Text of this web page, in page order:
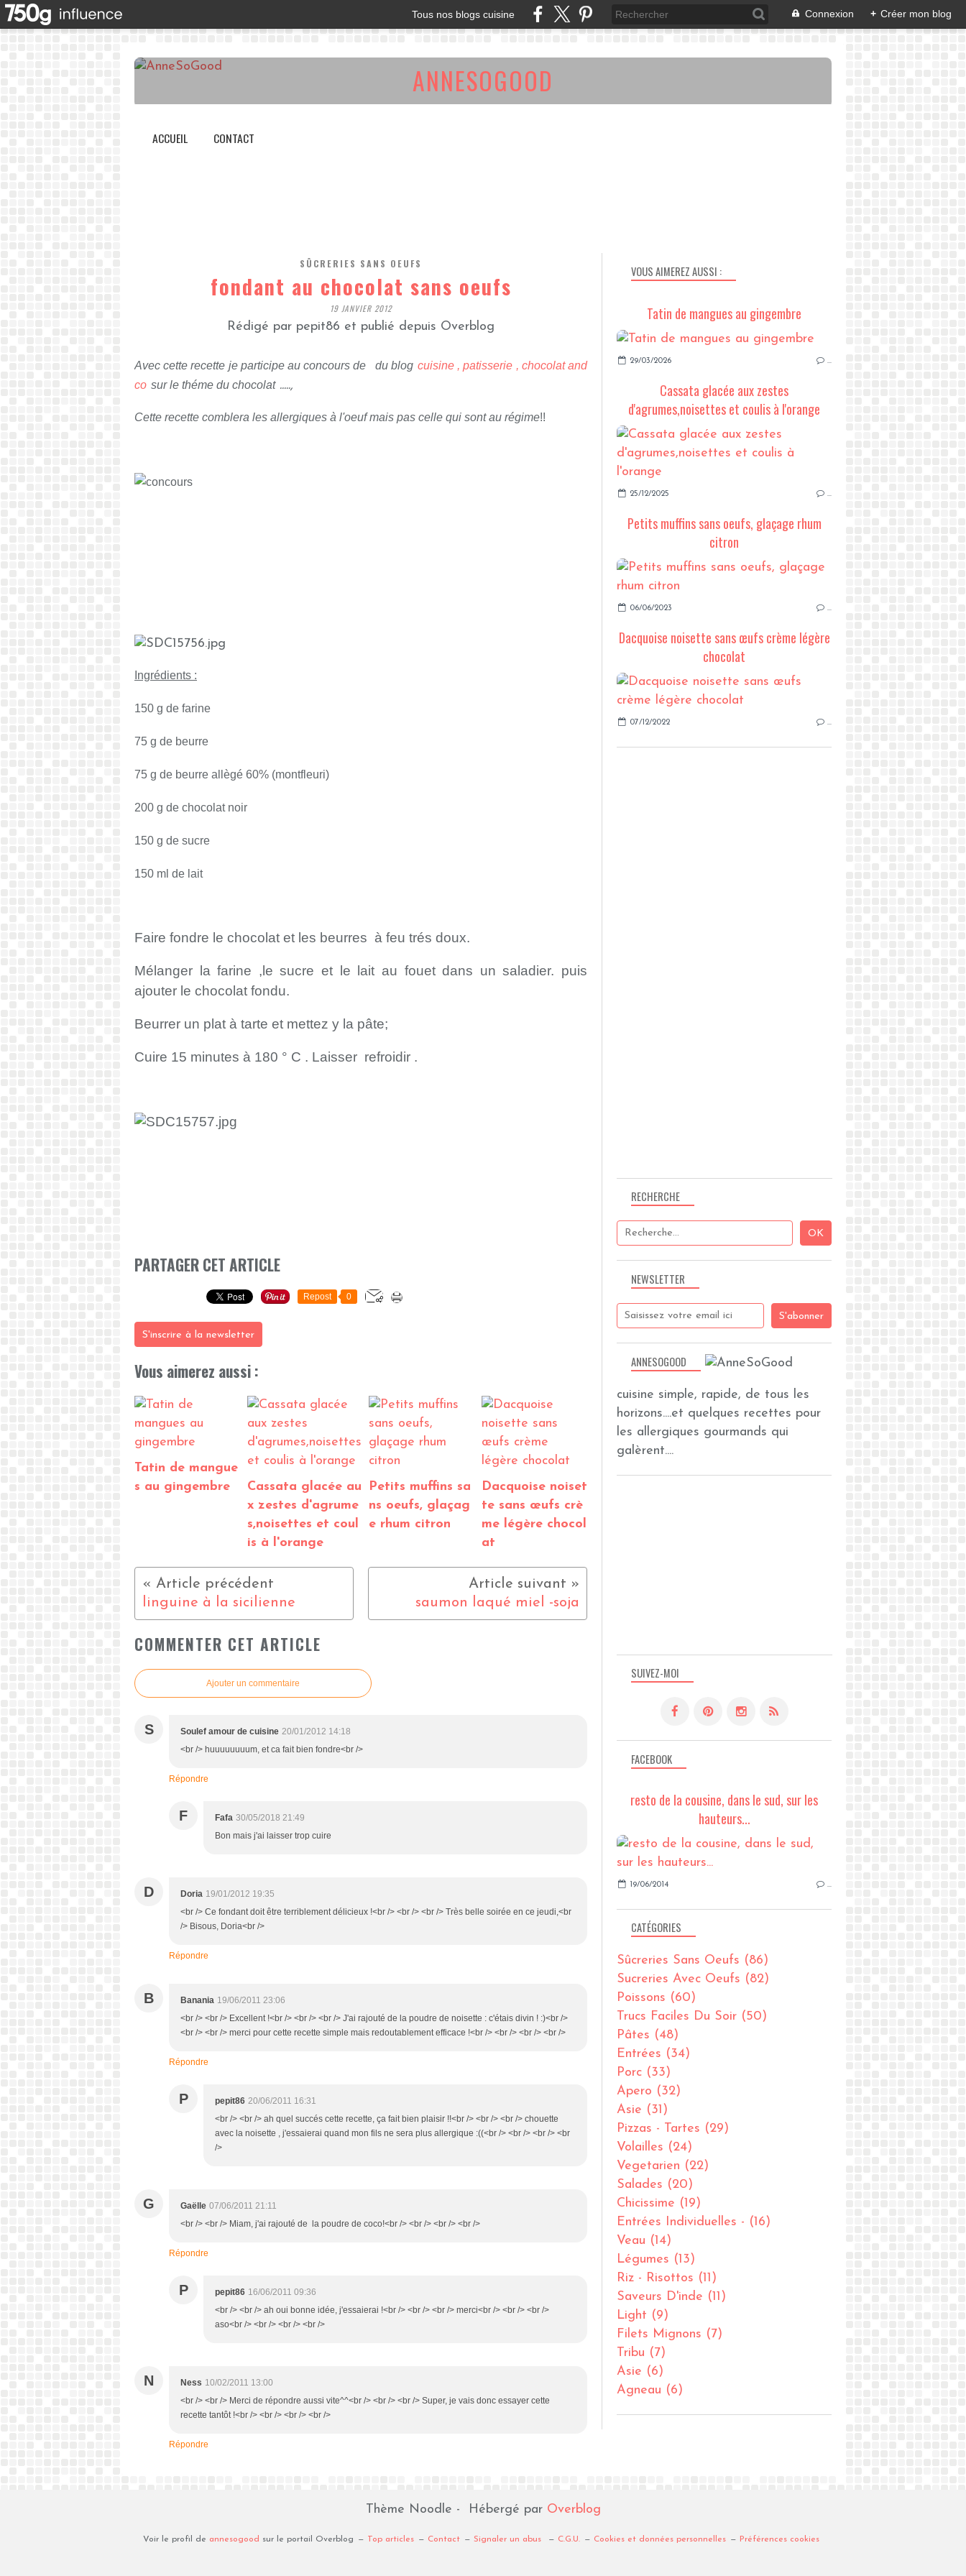
Tous nos blogs cuisine Connexion + Créer mon blog
ANNESOGOOD
ACCUEIL CONTACT
SÛCRERIES SANS OEUFS
fondant au chocolat sans oeufs
19 JANVIER 2012
Rédigé par pepit86 et publié depuis Overblog
Avec cette recette je participe au concours de du blog cuisine , patisserie , chocolat and
co sur le théme du chocolat.....,
Cette recette comblera les allergiques à l'oeuf mais pas celle qui sont au régime!!
Ingrédients :
150 g de farine
75 g de beurre
75 g de beurre allègé 60% (montfleuri)
200 g de chocolat noir
150 g de sucre
150 ml de lait
Faire fondre le chocolat et les beurres à feu trés doux.
Mélanger la farine ,le sucre et le lait au fouet dans un saladier. puis
ajouter le chocolat fondu.
Beurrer un plat à tarte et mettez y la pâte;
Cuire 15 minutes à 180 ° C . Laisser refroidir .
PARTAGER CET ARTICLE
Repost 0
S'inscrire à la newsletter
Vous aimerez aussi :
Tatin de mangue
s au gingembre
Cassata glacée au
x zestes d'agrume
s,noisettes et coul
is à l'orange
Petits muffins sa
ns oeufs, glaçag
e rhum citron
Dacquoise noiset
te sans œufs crè
me légère chocol
at
linguine à la sicilienne saumon laqué miel -soja
COMMENTER CET ARTICLE
Ajouter un commentaire
S Soulef amour de cuisine 20/01/2012 14:18
<br /> huuuuuuuum, et ca fait bien fondre<br />
Répondre
F Fafa 30/05/2018 21:49
Bon mais j'ai laisser trop cuire
D Doria 19/01/2012 19:35
<br /> Ce fondant doit être terriblement délicieux !<br /> <br /> <br /> Très belle soirée en ce jeudi,<br
/> Bisous, Doria<br />
Répondre
B Banania 19/06/2011 23:06
<br /> <br /> Excellent !<br /> <br /> <br /> J'ai rajouté de la poudre de noisette : c'étais divin ! :)<br />
<br /> <br /> merci pour cette recette simple mais redoutablement efficace !<br /> <br /> <br /> <br />
Répondre
P pepit86 20/06/2011 16:31
<br /> <br /> ah quel succés cette recette, ça fait bien plaisir !!<br /> <br /> <br /> chouette
avec la noisette , j'essaierai quand mon fils ne sera plus allergique :((<br /> <br /> <br /> <br
/>
G Gaëlle 07/06/2011 21:11
<br /> <br /> Miam, j'ai rajouté de la poudre de coco!<br /> <br /> <br /> <br />
Répondre
P pepit86 16/06/2011 09:36
<br /> <br /> ah oui bonne idée, j'essaierai !<br /> <br /> <br /> merci<br /> <br /> <br />
aso<br /> <br /> <br /> <br />
N Ness 10/02/2011 13:00
<br /> <br /> Merci de répondre aussi vite^^<br /> <br /> <br /> Super, je vais donc essayer cette
recette tantôt !<br /> <br /> <br /> <br />
Répondre
NEWSLETTER
SUIVEZ-MOI
RECHERCHE
ANNESOGOOD
cuisine simple, rapide, de tous les
horizons....et quelques recettes pour
les allergiques gourmands qui
galèrent....
VOUS AIMEREZ AUSSI :
Tatin de mangues au gingembre
29/03/2026 …
Cassata glacée aux zestes
d'agrumes,noisettes et coulis à l'orange
25/12/2025 …
Petits muffins sans oeufs, glaçage rhum
citron
06/06/2023 …
Dacquoise noisette sans œufs crème légère
chocolat
07/12/2022 …
FACEBOOK
resto de la cousine, dans le sud, sur les
hauteurs...
19/06/2014 …
CATÉGORIES
Sûcreries Sans Oeufs (86)
Sucreries Avec Oeufs (82)
Poissons (60)
Trucs Faciles Du Soir (50)
Pâtes (48)
Entrées (34)
Porc (33)
Apero (32)
Asie (31)
Pizzas - Tartes (29)
Volailles (24)
Vegetarien (22)
Salades (20)
Chicissime (19)
Entrées Individuelles - (16)
Veau (14)
Légumes (13)
Riz - Risottos (11)
Saveurs D'inde (11)
Light (9)
Filets Mignons (7)
Tribu (7)
Asie (6)
Agneau (6)
Thème Noodle - Hébergé par Overblog
Voir le profil de annesogood sur le portail Overblog Top articles Contact Signaler un abus C.G.U. Cookies et données personnelles Préférences cookies